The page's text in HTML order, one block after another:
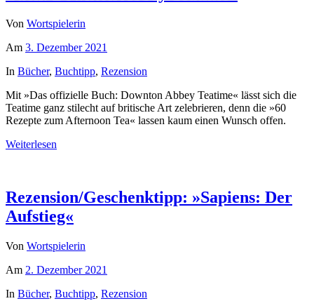
Von Wortspielerin
Am 3. Dezember 2021
In Bücher, Buchtipp, Rezension
Mit »Das offizielle Buch: Downton Abbey Teatime« lässt sich die
Teatime ganz stilecht auf britische Art zelebrieren, denn die »60
Rezepte zum Afternoon Tea« lassen kaum einen Wunsch offen.
Weiterlesen
Rezension/Geschenktipp: »Sapiens: Der
Aufstieg«
Von Wortspielerin
Am 2. Dezember 2021
In Bücher, Buchtipp, Rezension